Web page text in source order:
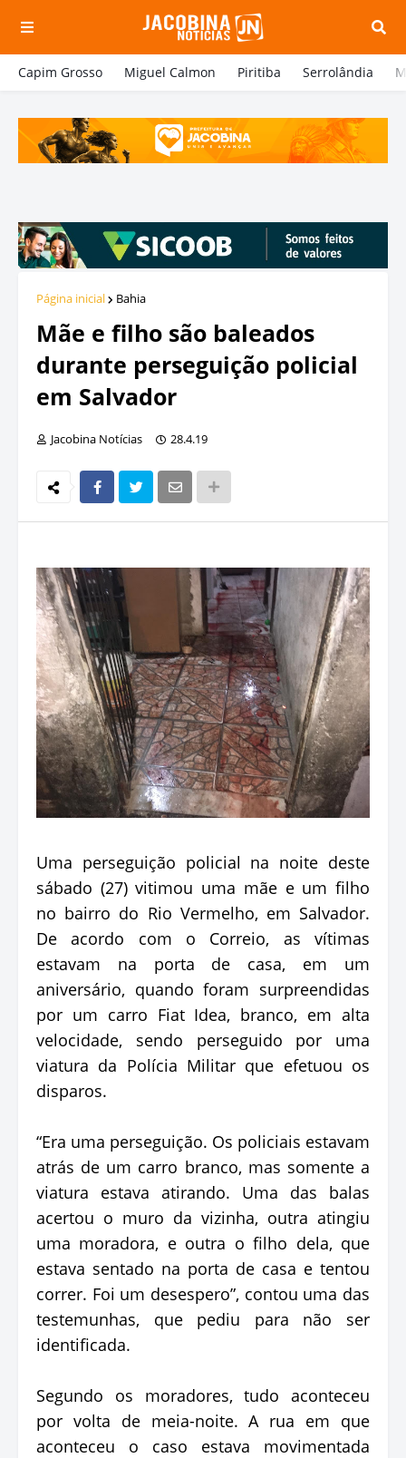
Capim Grosso Miguel Calmon Piritiba Serrolândia
Página inicial Bahia
Mãe e filho são baleados
durante perseguição policial
em Salvador
Jacobina Notícias 28.4.19
Uma perseguição policial na noite deste
sábado (27) vitimou uma mãe e um filho
no bairro do Rio Vermelho, em Salvador.
De acordo com o Correio, as vítimas
estavam na porta de casa, em um
aniversário, quando foram surpreendidas
por um carro Fiat Idea, branco, em alta
velocidade, sendo perseguido por uma
viatura da Polícia Militar que efetuou os
disparos.
“Era uma perseguição. Os policiais estavam
atrás de um carro branco, mas somente a
viatura estava atirando. Uma das balas
acertou o muro da vizinha, outra atingiu
uma moradora, e outra o filho dela, que
estava sentado na porta de casa e tentou
correr. Foi um desespero”, contou uma das
testemunhas, que pediu para não ser
identificada.
Segundo os moradores, tudo aconteceu
por volta de meia-noite. A rua em que
aconteceu o caso estava movimentada